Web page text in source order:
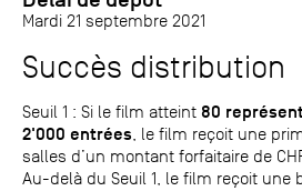
Mardi 21 septembre 2021
Succès distribution
Seuil 1 : Si le film atteint 80
2'000 entrées , le film reçoit une
salles d’un montant forfaitaire de
Au-delà du Seuil 1, le film reçoit une